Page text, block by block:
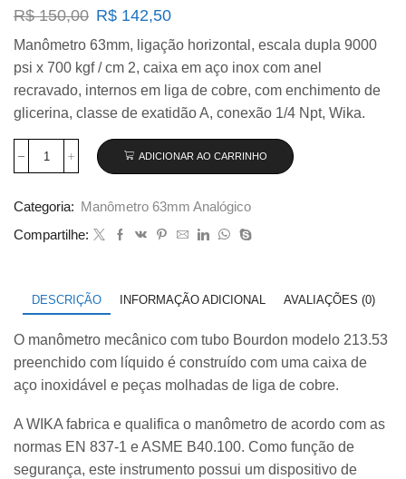
R$150,00 O
original
era:
R$ 150,00.
R$ 142,50O
atual
é:
R$ 142,50.
Manômetro 63mm, ligação horizontal, escala dupla 9000
psi x 700 kgf / cm 2, caixa em aço inox com anel
recravado, internos em liga de cobre, com enchimento de
glicerina, classe de exatidão A, conexão 1/4 Npt, Wika.
Manômetro
Horizontal
9.900×700
com
213.53.063
quantidade
ADICIONAR AO CARRINHO
Categoria:
Manômetro 63mm Analógico
Compartilhe:
DESCRIÇÃO INFORMAÇÃO ADICIONAL AVALIAÇÕES (0)
O manômetro mecânico com tubo Bourdon modelo 213.53
preenchido com líquido é construído com uma caixa de
aço inoxidável e peças molhadas de liga de cobre.
A WIKA fabrica e qualifica o manômetro de acordo com as
normas EN 837-1 e ASME B40.100. Como função de
segurança, este instrumento possui um dispositivo de